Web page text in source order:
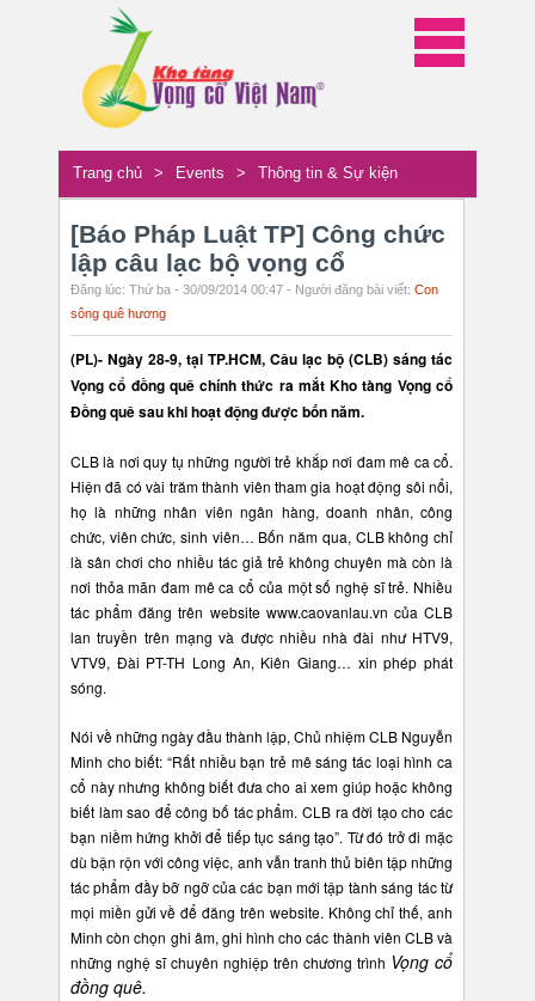
Trang chủ > Events > Thông tin & Sự kiện
[Báo Pháp Luật TP] Công chức
lập câu lạc bộ vọng cổ
Đăng lúc: Thứ ba - 30/09/2014 00:47 - Người đăng bài viết: Con
sông quê hương
(PL)- Ngày 28-9, tại TP.HCM, Câu lạc bộ (CLB) sáng tác
Vọng cổ đồng quê chính thức ra mắt Kho tàng Vọng cổ
Đồng quê sau khi hoạt động được bốn năm.
CLB là nơi quy tụ những người trẻ khắp nơi đam mê ca cổ.
Hiện đã có vài trăm thành viên tham gia hoạt động sôi nổi,
họ là những nhân viên ngân hàng, doanh nhân, công
chức, viên chức, sinh viên… Bốn năm qua, CLB không chỉ
là sân chơi cho nhiều tác giả trẻ không chuyên mà còn là
nơi thỏa mãn đam mê ca cổ của một số nghệ sĩ trẻ. Nhiều
tác phẩm đăng trên website www.caovanlau.vn của CLB
lan truyền trên mạng và được nhiều nhà đài như HTV9,
VTV9, Đài PT-TH Long An, Kiên Giang… xin phép phát
sóng.
Nói về những ngày đầu thành lập, Chủ nhiệm CLB Nguyễn
Minh cho biết: “Rất nhiều bạn trẻ mê sáng tác loại hình ca
cổ này nhưng không biết đưa cho ai xem giúp hoặc không
biết làm sao để công bố tác phẩm. CLB ra đời tạo cho các
bạn niềm hứng khởi để tiếp tục sáng tạo”. Từ đó trở đi mặc
dù bận rộn với công việc, anh vẫn tranh thủ biên tập những
tác phẩm đầy bỡ ngỡ của các bạn mới tập tành sáng tác từ
mọi miền gửi về để đăng trên website. Không chỉ thế, anh
Minh còn chọn ghi âm, ghi hình cho các thành viên CLB và
những nghệ sĩ chuyên nghiệp trên chương trình Vọng cổ
đồng quê.